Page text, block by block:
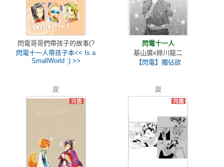
閃電哥哥們帶孩子的故事(?
閃電十一人帶孩子本<< Is a
SmallWorld :) >>
閃電十一人
基山廣x綠川龍二
【閃電】獨佔欲
炭 炭